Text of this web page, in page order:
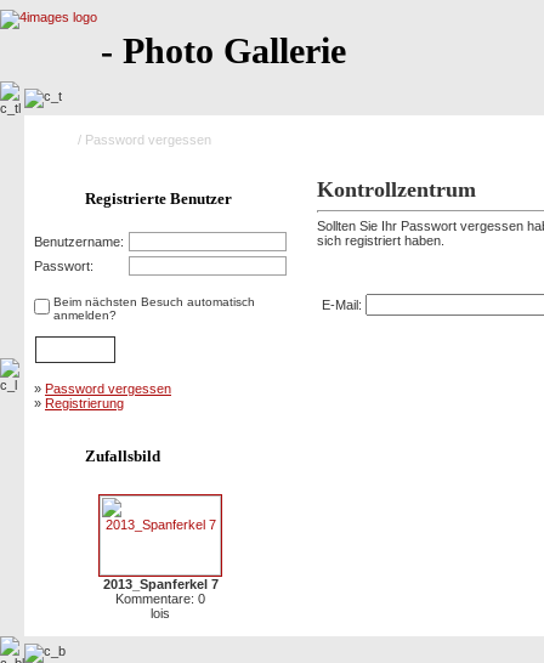
- Photo Gallerie
/ Password vergessen
Registrierte Benutzer
Benutzername:
Passwort:
Beim nächsten Besuch automatisch
anmelden?
» Password vergessen
» Registrierung
Zufallsbild
2013_Spanferkel 7
Kommentare: 0
lois
Kontrollzentrum
Sollten Sie Ihr Passwort vergessen
sich registriert haben.
E-Mail: